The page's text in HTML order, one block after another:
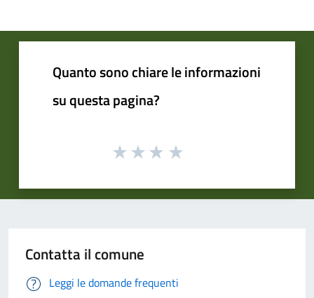
Quanto sono chiare le informazioni
su questa pagina?
Contatta il comune
Leggi le domande frequenti